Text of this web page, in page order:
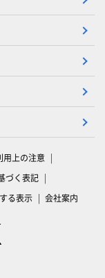
用上の注意
づく表記
る表示 会社案内